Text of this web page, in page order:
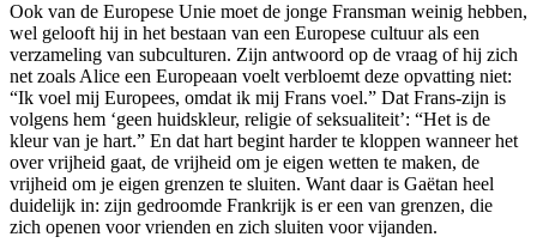
Ook van de Europese Unie moet de jonge Fransman weinig hebben,
wel gelooft hij in het bestaan van een Europese cultuur als een
verzameling van subculturen. Zijn antwoord op de vraag of hij zich
net zoals Alice een Europeaan voelt verbloemt deze opvatting niet:
“Ik voel mij Europees, omdat ik mij Frans voel.” Dat Frans-zijn is
volgens hem ‘geen huidskleur, religie of seksualiteit’: “Het is de
kleur van je hart.” En dat hart begint harder te kloppen wanneer het
over vrijheid gaat, de vrijheid om je eigen wetten te maken, de
vrijheid om je eigen grenzen te sluiten. Want daar is Gaëtan heel
duidelijk in: zijn gedroomde Frankrijk is er een van grenzen, die
zich openen voor vrienden en zich sluiten voor vijanden.